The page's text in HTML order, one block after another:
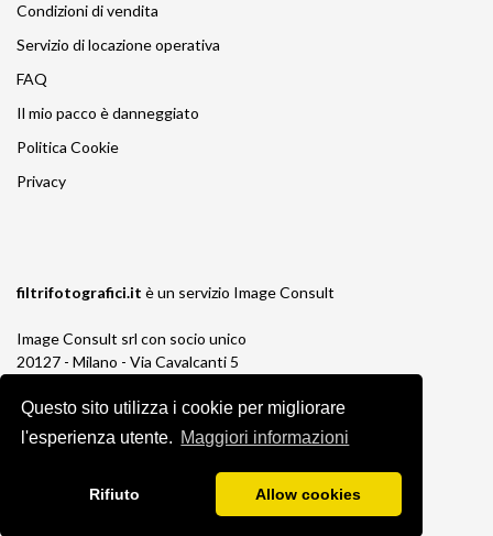
Questo sito utilizza i cookie per migliorare
l'esperienza utente. Maggiori informazioni
Rifiuto Allow cookies
Condizioni di vendita
Servizio di locazione operativa
FAQ
Il mio pacco è danneggiato
Politica Cookie
Privacy
filtrifotografici.it è un servizio Image Consult
Image Consult srl con socio unico
20127 - Milano - Via Cavalcanti 5
P.IVA e C.F. 03383650961
REA 1673647 CCIAA Milano Monza Brianza
Registro Pile IT13030P00003110